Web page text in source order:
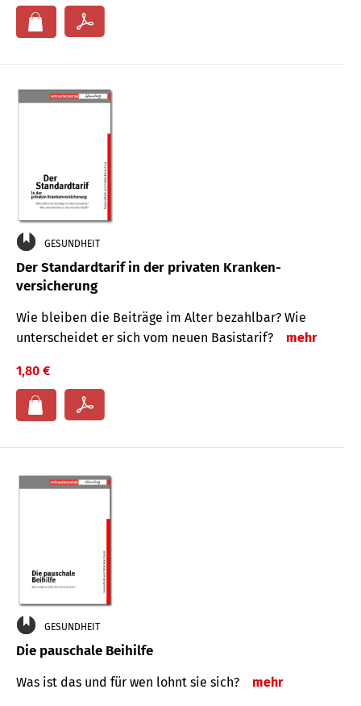
GESUNDHEIT
Der Standard­tarif in der privaten Kranken­
versicherung
Wie bleiben die Beiträge im Alter bezahlbar? Wie
unterscheidet er sich vom neuen Basistarif?
mehr
1,80 €
GESUNDHEIT
Die pauschale Beihilfe
Was ist das und für wen lohnt sie sich? mehr